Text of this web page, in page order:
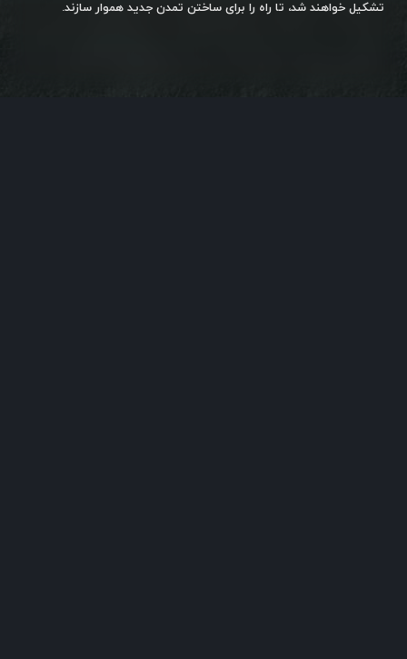
تشکیل خواهند شد، تا راه را برای ساختن تمدن جدید هموار سازند.